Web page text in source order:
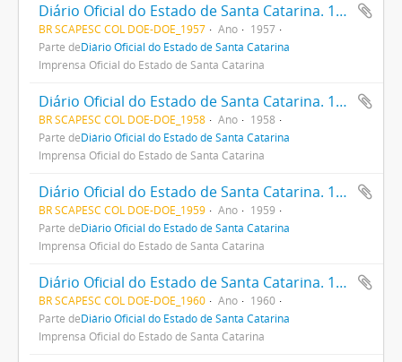
Diário Oficial do Estado de Santa Catarina. 1957
BR SCAPESC COL DOE-DOE_1957 Ano
1957
Parte deDiário Oficial do Estado de Santa Catarina
Imprensa Oficial do Estado de Santa Catarina
Diário Oficial do Estado de Santa Catarina. 1958
BR SCAPESC COL DOE-DOE_1958 Ano
1958
Parte deDiário Oficial do Estado de Santa Catarina
Imprensa Oficial do Estado de Santa Catarina
Diário Oficial do Estado de Santa Catarina. 1959
BR SCAPESC COL DOE-DOE_1959 Ano
1959
Parte deDiário Oficial do Estado de Santa Catarina
Imprensa Oficial do Estado de Santa Catarina
Diário Oficial do Estado de Santa Catarina. 1960
BR SCAPESC COL DOE-DOE_1960 Ano
1960
Parte deDiário Oficial do Estado de Santa Catarina
Imprensa Oficial do Estado de Santa Catarina